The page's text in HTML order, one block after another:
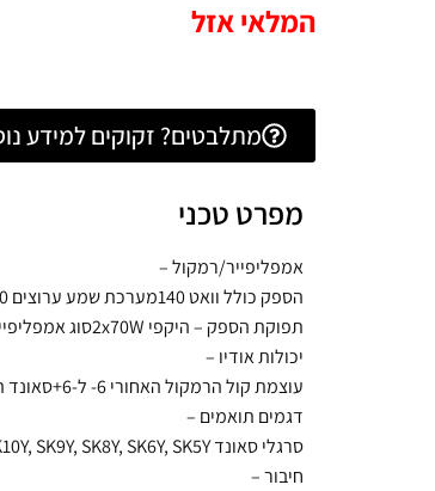
המלאי אזל
מתלבטים? זקוקים למידע
מפרט טכני
אמפליפייר/רמקול –
הספק כולל וואט 140מערכת שמע ערוצים 2.0
תפוקת הספק – היקפי 2x70Wסוג אמפליפייר סוג-D
יכולות אודיו –
עוצמת קול הרמקול האחורי 6- ל-6+סאונד היקפי ממקור סטריאו כן
דגמים תואמים –
סרגלי סאונד LG 2018 SL10YG, SL9YG, SL8YG, SL7Y, SL5Y, SL4Y, SK10Y, SK9Y, SK8Y, SK6Y, SK5Y
חיבור –